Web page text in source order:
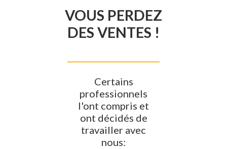
VOUS PERDEZ
DES VENTES !
Certains
professionnels
l'ont compris et
ont décidés de
travailler avec
nous: